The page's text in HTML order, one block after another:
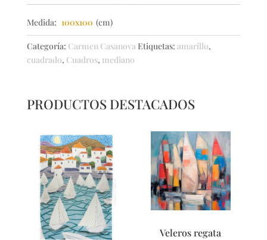
Medida: 100x100 (cm)
Categoría: Carmen Casanova Etiquetas: amarillo,
cuadrado, Cuadros, mediano
PRODUCTOS DESTACADOS
Veleros regata